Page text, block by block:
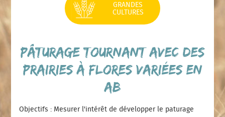
GRANDES
CULTURES
Pâturage tournant avec des
Prairies à Flores Variées en
AB
Objectifs : Mesurer l'intérêt de développer le paturage